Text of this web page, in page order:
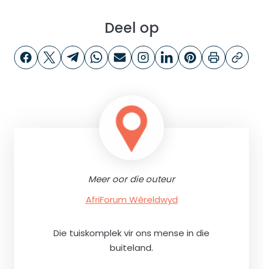
Deel op
Meer oor die outeur
AfriForum Wêreldwyd
Die tuiskomplek vir ons mense in die
buiteland.